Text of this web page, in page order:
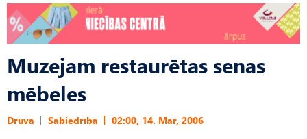
Muzejam restaurētas senas
mēbeles
Druva Sabiedrība 02:00, 14. Mar, 2006